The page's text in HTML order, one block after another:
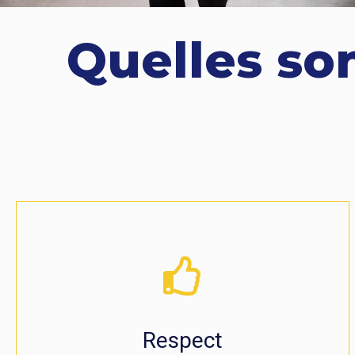
Quelles
Respect
Respect
Nous nous assurons d'interagir avec chaque
valorisation de sa personne.